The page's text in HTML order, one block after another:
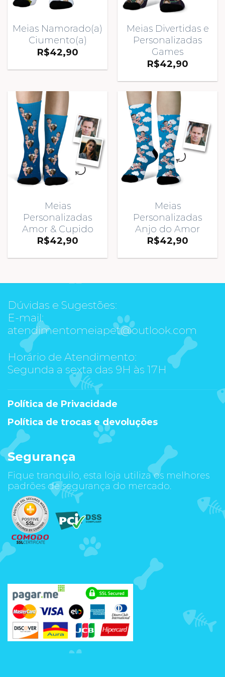
Meias Namorado(a)
Ciumento(a)
R$42,90
Meias Divertidas e
Personalizadas
Games
R$42,90
Meias
Personalizadas
Amor & Cupido
R$42,90
Meias
Personalizadas
Anjo do Amor
R$42,90
Dúvidas e Sugestões:
E-mail:
atendimentomeiapet@outlook.com
Horário de Atendimento:
Segunda a sexta das 9H às 17H
Política de Privacidade
Política de trocas e devoluções
Segurança
Fique tranquilo, esta loja utiliza os melhores
padrões de segurança do mercado.